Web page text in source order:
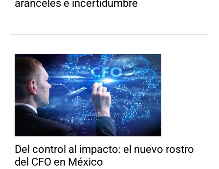
aranceles e incertidumbre
Del control al impacto: el nuevo rostro
del CFO en México